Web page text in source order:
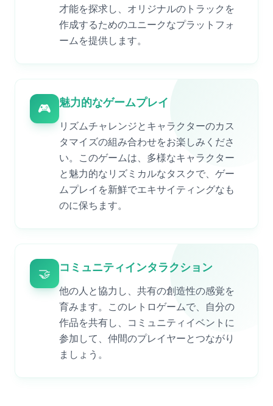
才能を探求し、オリジナルのトラックを
作成するためのユニークなプラットフォ
ームを提供します。
🎮 魅力的なゲームプレイ
リズムチャレンジとキャラクターのカス
タマイズの組み合わせをお楽しみくださ
い。このゲームは、多様なキャラクター
と魅力的なリズミカルなタスクで、ゲー
ムプレイを新鮮でエキサイティングなも
のに保ちます。
🤝 コミュニティインタラクション
他の人と協力し、共有の創造性の感覚を
育みます。このレトロゲームで、自分の
作品を共有し、コミュニティイベントに
参加して、仲間のプレイヤーとつながり
ましょう。